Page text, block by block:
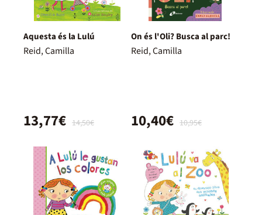
Aquesta és la Lulú
Reid, Camilla
14,50€
13,77€
On és l'Oli? Busca al parc!
Reid, Camilla
10,95€
10,40€